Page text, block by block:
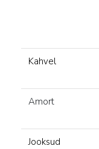
Kahvel
Amort
Jooksud